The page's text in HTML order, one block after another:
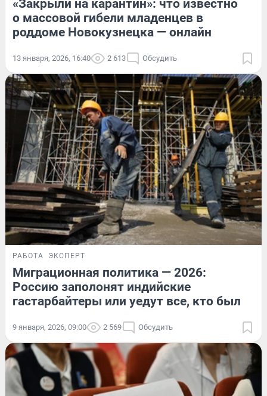
«Закрыли на карантин»: что известно
о массовой гибели младенцев в
роддоме Новокузнецка — онлайн
13 января, 2026, 16:40 2 613 Обсудить
РАБОТА ЭКСПЕРТ
Миграционная политика — 2026:
Россию заполонят индийские
гастарбайтеры или уедут все, кто был
9 января, 2026, 09:00 2 569 Обсудить